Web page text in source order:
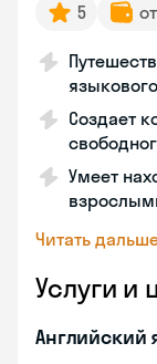
5
Создает
Умеет
Читать
Услуги и
Английский